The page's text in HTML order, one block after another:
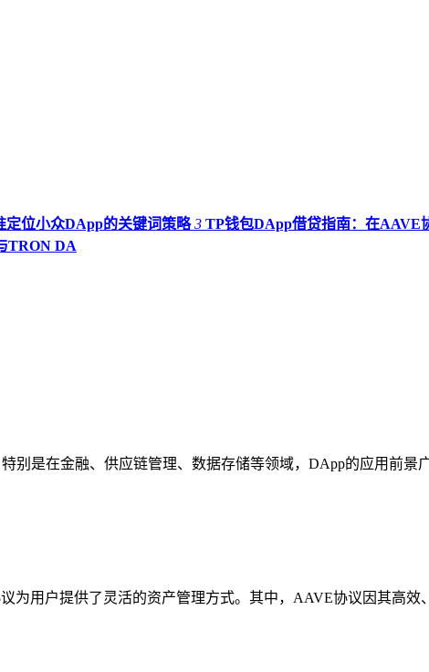
位小众DApp的关键词策略 3 TP钱包DApp借贷指南：在AAVE
TRON DA
别是在金融、供应链管理、数据存储等领域，DApp的应用前景
为用户提供了灵活的资产管理方式。其中，AAVE协议因其高效